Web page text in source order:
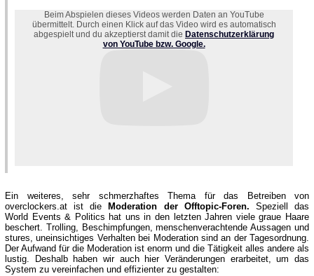
Beim Abspielen dieses Videos werden Daten an YouTube
übermittelt. Durch einen Klick auf das Video wird es automatisch
abgespielt und du akzeptierst damit die Datenschutzerklärung
von YouTube bzw. Google.
Ein weiteres, sehr schmerzhaftes Thema für das Betreiben von
overclockers.at ist die
Moderation der Offtopic-Foren. Speziell das
World Events & Politics hat uns in den letzten Jahren viele graue Haare
beschert. Trolling, Beschimpfungen, menschenverachtende Aussagen und
stures, uneinsichtiges Verhalten bei Moderation sind an der Tagesordnung.
Der Aufwand für die Moderation ist enorm und die Tätigkeit alles andere als
lustig. Deshalb haben wir auch hier Veränderungen erarbeitet, um das
System zu vereinfachen und effizienter zu gestalten: